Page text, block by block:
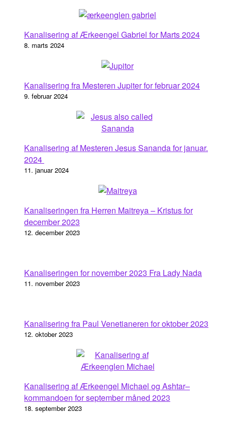
Kanalisering af Ærkeengel Gabriel for Marts 2024
8. marts 2024
Kanalisering fra Mesteren Jupiter for februar 2024
9. februar 2024
Kanalisering af Mesteren Jesus Sananda for januar.
2024
11. januar 2024
Kanaliseringen fra Herren Maitreya – Kristus for
december 2023
12. december 2023
Kanaliseringen for november 2023 Fra Lady Nada
11. november 2023
Kanalisering fra Paul Venetianeren for oktober 2023
12. oktober 2023
Kanalisering af Ærkeengel Michael og Ashtar–
kommandoen for september måned 2023
18. september 2023